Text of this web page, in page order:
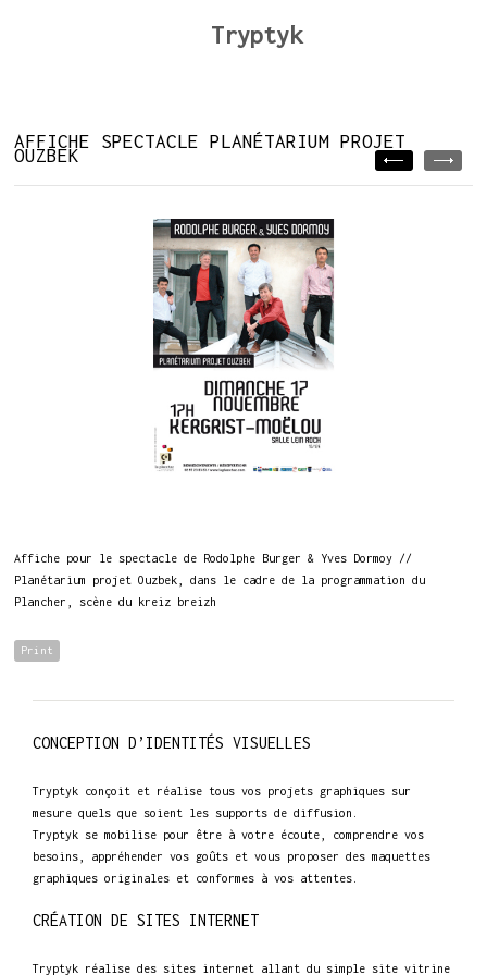
Tryptyk
AFFICHE SPECTACLE PLANÉTARIUM PROJET
OUZBEK
Affiche pour le spectacle de Rodolphe Burger & Yves Dormoy //
Planétarium projet Ouzbek, dans le cadre de la programmation du
Plancher, scène du kreiz breizh
Print
CONCEPTION D’IDENTITÉS VISUELLES
Tryptyk conçoit et réalise tous vos projets graphiques sur
mesure quels que soient les supports de diffusion.
Tryptyk se mobilise pour être à votre écoute, comprendre vos
besoins, appréhender vos goûts et vous proposer des maquettes
graphiques originales et conformes à vos attentes.
CRÉATION DE SITES INTERNET
Tryptyk réalise des sites internet allant du simple site vitrine